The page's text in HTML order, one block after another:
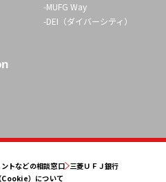
MUFG Way
DEI（ダイバーシティ）
トなどの相談窓口 三菱ＵＦＪ銀行
Cookie）について